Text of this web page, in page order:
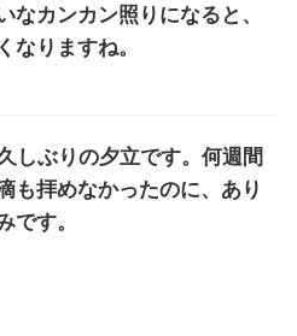
なカンカン照りになると、
なりますね。
しぶりの夕立です。何週間
も拝めなかったのに、あり
です。